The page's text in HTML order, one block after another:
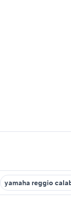
yamaha reggio